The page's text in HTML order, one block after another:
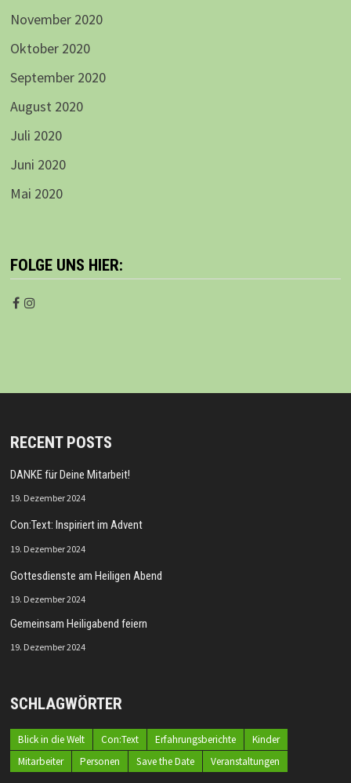
November 2020
Oktober 2020
September 2020
August 2020
Juli 2020
Juni 2020
Mai 2020
FOLGE UNS HIER:
RECENT POSTS
DANKE für Deine Mitarbeit!
19. Dezember 2024
Con:Text: Inspiriert im Advent
19. Dezember 2024
Gottesdienste am Heiligen Abend
19. Dezember 2024
Gemeinsam Heiligabend feiern
19. Dezember 2024
SCHLAGWÖRTER
Blick in die Welt Con:Text Erfahrungsberichte
Kinder
Mitarbeiter
Personen Save the Date Veranstaltungen